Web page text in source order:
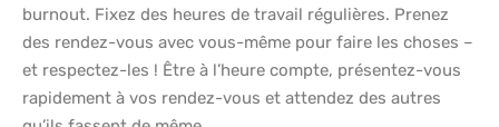
burnout. Fixez des heures de travail régulières. Prenez
des rendez-vous avec vous-même pour faire les choses –
et respectez-les ! Être à l’heure compte, présentez-vous
rapidement à vos rendez-vous et attendez des autres